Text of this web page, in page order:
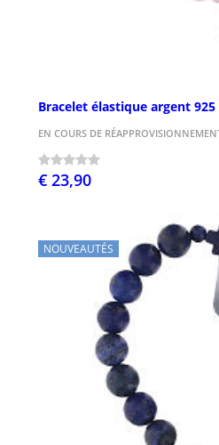
Bracelet élastique argent
EN COURS DE
€ 23,90
NOUVEAUTÉS